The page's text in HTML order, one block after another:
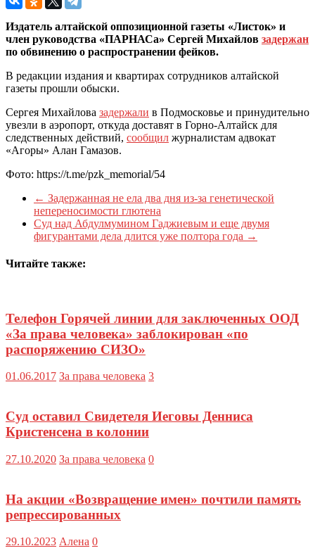
Издатель алтайской оппозиционной газеты «Листок» и
член руководства «ПАРНАСа» Сергей Михайлов задержан
по обвинению о распространении фейков.
В редакции издания и квартирах сотрудников алтайской
газеты прошли обыски.
Сергея Михайлова задержали в Подмосковье и принудительно
увезли в аэропорт, откуда доставят в Горно-Алтайск для
следственных действий, сообщил журналистам адвокат
«Агоры» Алан Гамазов.
Фото: https://t.me/pzk_memorial/54
← Задержанная не ела два дня из-за генетической
непереносимости глютена
Суд над Абдулмумином Гаджиевым и еще двумя
фигурантами дела длится уже полтора года →
Читайте также:
Телефон Горячей линии для заключенных ООД
«За права человека» заблокирован «по
распоряжению СИЗО»
01.06.2017 За права человека 3
Суд оставил Свидетеля Иеговы Денниса
Кристенсена в колонии
27.10.2020 За права человека 0
На акции «Возвращение имен» почтили память
репрессированных
29.10.2023 Алена 0